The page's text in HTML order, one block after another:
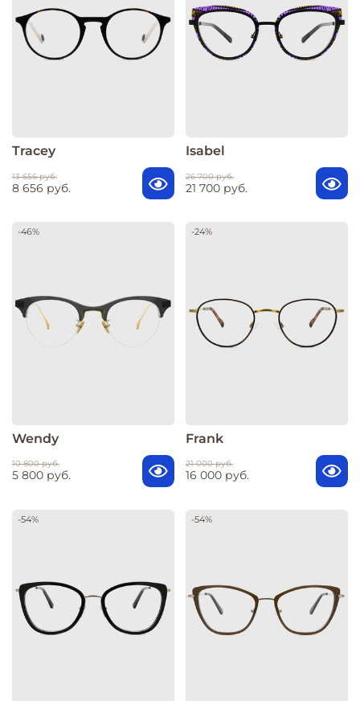
Tracey
13 656 руб.
8 656 руб.
Isabel
26 700 руб.
21 700 руб.
-46%
Wendy
10 800 руб.
5 800 руб.
-24%
Frank
21 000 руб.
16 000 руб.
-54% -54%